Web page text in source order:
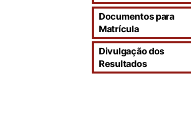
Documentos para
Matrícula
Divulgação dos
Resultados